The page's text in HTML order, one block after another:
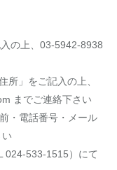
の上、03-5942-8938
所」をご記入の上、
までご連絡下さい
・電話番号・メール
024-533-1515）にて